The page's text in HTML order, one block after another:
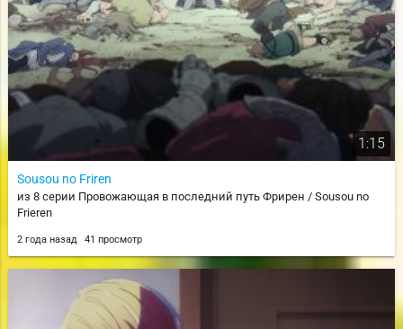
1:15
Sousou no Friren
из 8 серии Провожающая в последний путь Фрирен / Sousou no
Frieren
2 года назад 41 просмотр